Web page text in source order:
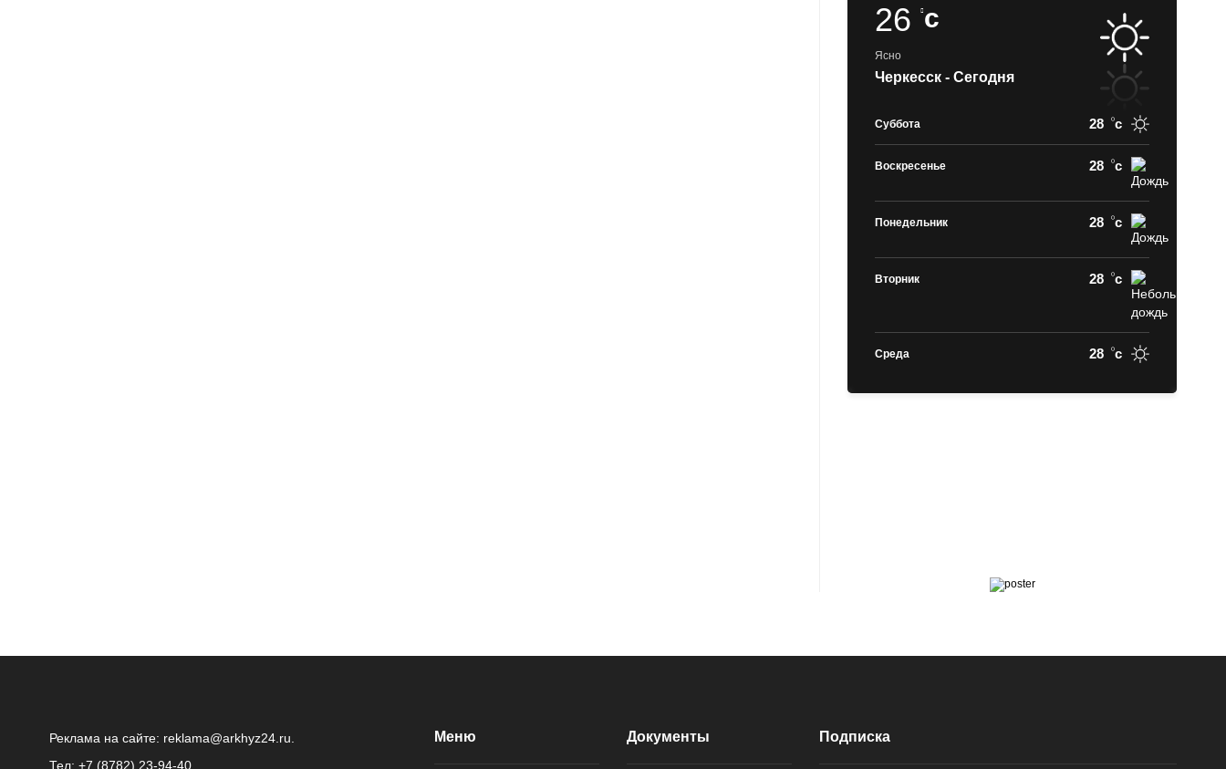
26c
Ясно
Черкесск - Сегодня
Суббота 28 c
Воскресенье 28 c
Понедельник 28 c
Вторник 28 c
Среда 28 c
Реклама на сайте: reklama@arkhyz24.ru
Тел: +7 (8782) 23‑94‑40
Меню Документы Подписка